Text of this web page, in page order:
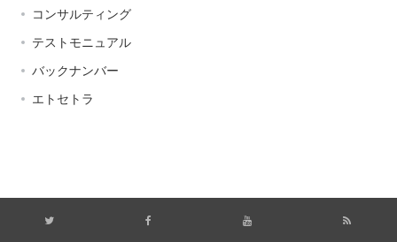
コンサルティング
テストモニュアル
バックナンバー
エトセトラ